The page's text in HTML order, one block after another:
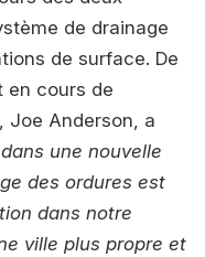
de drainage
de surface. De
en cours de
Joe Anderson, a
une nouvelle
des ordures est
dans notre
ville plus propre et